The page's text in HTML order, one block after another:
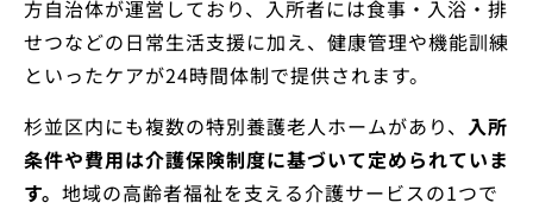
方自治体が運営しており、入所者には食事・入浴・排
せつなどの日常生活支援に加え、健康管理や機能訓練
といったケアが24時間体制で提供されます。
杉並区内にも複数の特別養護老人ホームがあり、 入所
条件や費用は介護保険制度に基づいて定められていま
す。 地域の高齢者福祉を支える介護サービスの1つで